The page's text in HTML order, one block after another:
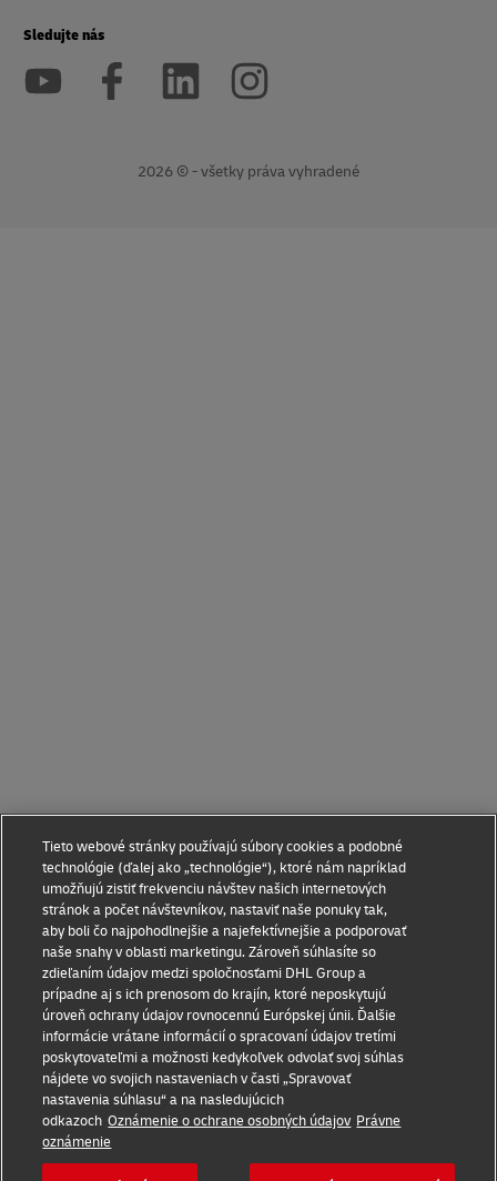
Sledujte nás
2026 © - všetky práva vyhradené
Tieto webové stránky používajú súbory cookies a podobné
technológie (ďalej ako „technológie“), ktoré nám napríklad
umožňujú zistiť frekvenciu návštev našich internetových
stránok a počet návštevníkov, nastaviť naše ponuky tak,
aby boli čo najpohodlnejšie a najefektívnejšie a podporovať
naše snahy v oblasti marketingu. Zároveň súhlasíte so
zdieľaním údajov medzi spoločnosťami DHL Group a
prípadne aj s ich prenosom do krajín, ktoré neposkytujú
úroveň ochrany údajov rovnocennú Európskej únii. Ďalšie
informácie vrátane informácií o spracovaní údajov tretími
poskytovateľmi a možnosti kedykoľvek odvolať svoj súhlas
nájdete vo svojich nastaveniach v časti „Spravovať
nastavenia súhlasu“ a na nasledujúcich
odkazoch Oznámenie o ochrane osobných údajov Právne
oznámenie